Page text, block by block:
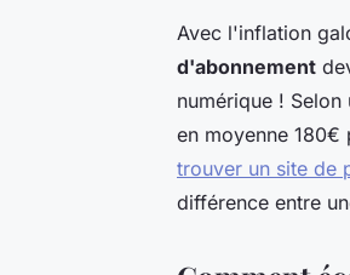
Avec l'inflation
d'abonnement
numérique !
en moyenne 180€
trouver un site de
différence entre